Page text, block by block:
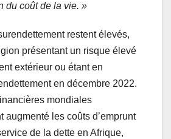
du coût de la vie. »
restent élevés,
présentant un risque élevé
extérieur ou étant en
en décembre 2022.
mondiales
augmenté les coûts d’emprunt
de la dette en Afrique,